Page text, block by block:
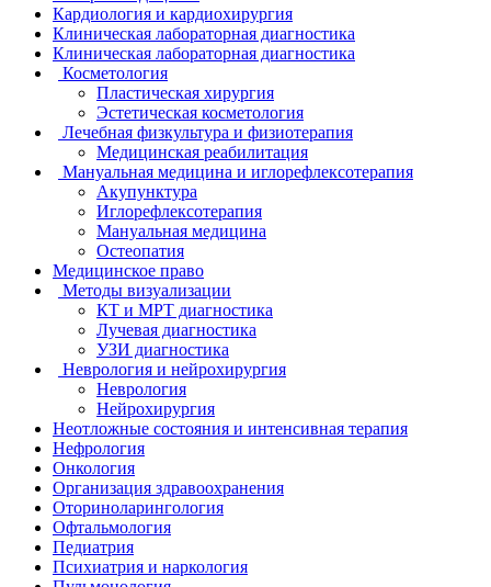
Кардиология и кардиохирургия
Клиническая лабораторная диагностика
Клиническая лабораторная диагностика
Косметология
Пластическая хирургия
Эстетическая косметология
Лечебная физкультура и физиотерапия
Медицинская реабилитация
Мануальная медицина и иглорефлексотерапия
Акупунктура
Иглорефлексотерапия
Мануальная медицина
Остеопатия
Медицинское право
Методы визуализации
КТ и МРТ диагностика
Лучевая диагностика
УЗИ диагностика
Неврология и нейрохирургия
Неврология
Нейрохирургия
Неотложные состояния и интенсивная терапия
Нефрология
Онкология
Организация здравоохранения
Оториноларингология
Офтальмология
Педиатрия
Психиатрия и наркология